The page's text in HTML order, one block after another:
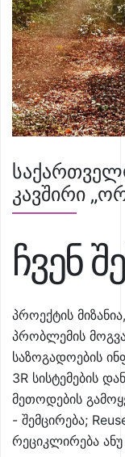
კავშირი
ჩვენ
პროექტის
პრობლემის
საზოგადოების
3R სისტემების
მეთოდების
- შემცირება;
რეციკლირება ანუ